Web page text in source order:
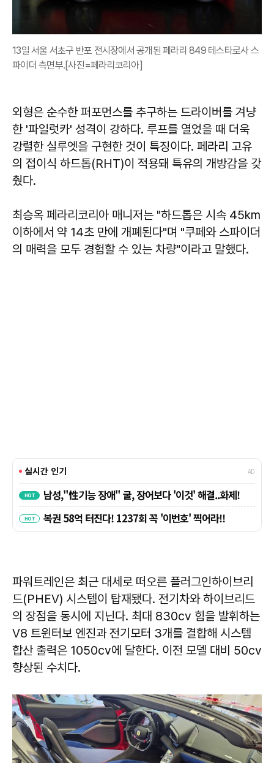
13일 서울 서초구 반포 전시장에서 공개된 페라리 849 테스타로사 스
파이더 측면부.[사진=페라리코리아]
외형은 순수한 퍼포먼스를 추구하는 드라이버를 겨냥
한 '파일럿카' 성격이 강하다. 루프를 열었을 때 더욱
강렬한 실루엣을 구현한 것이 특징이다. 페라리 고유
의 접이식 하드톱(RHT)이 적용돼 특유의 개방감을 갖
췄다.
최승옥 페라리코리아 매니저는 "하드톱은 시속 45km
이하에서 약 14초 만에 개폐된다"며 "쿠페와 스파이더
의 매력을 모두 경험할 수 있는 차량"이라고 말했다.
파워트레인은 최근 대세로 떠오른 플러그인하이브리
드(PHEV) 시스템이 탑재됐다. 전기차와 하이브리드
의 장점을 동시에 지닌다. 최대 830cv 힘을 발휘하는
V8 트윈터보 엔진과 전기모터 3개를 결합해 시스템
합산 출력은 1050cv에 달한다. 이전 모델 대비 50cv
향상된 수치다.